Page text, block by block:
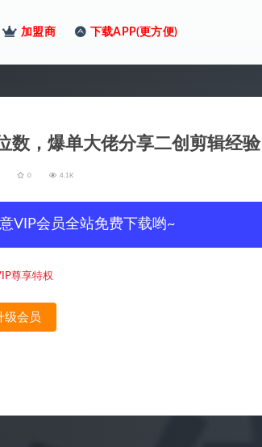
加盟商 下载APP(更方便)
数，爆单大佬分享二创剪辑经验
0 4.1K
意VIP会员全站免费下载哟~
尊享特权
级会员